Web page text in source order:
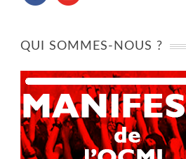
QUI SOMMES-NOUS ?